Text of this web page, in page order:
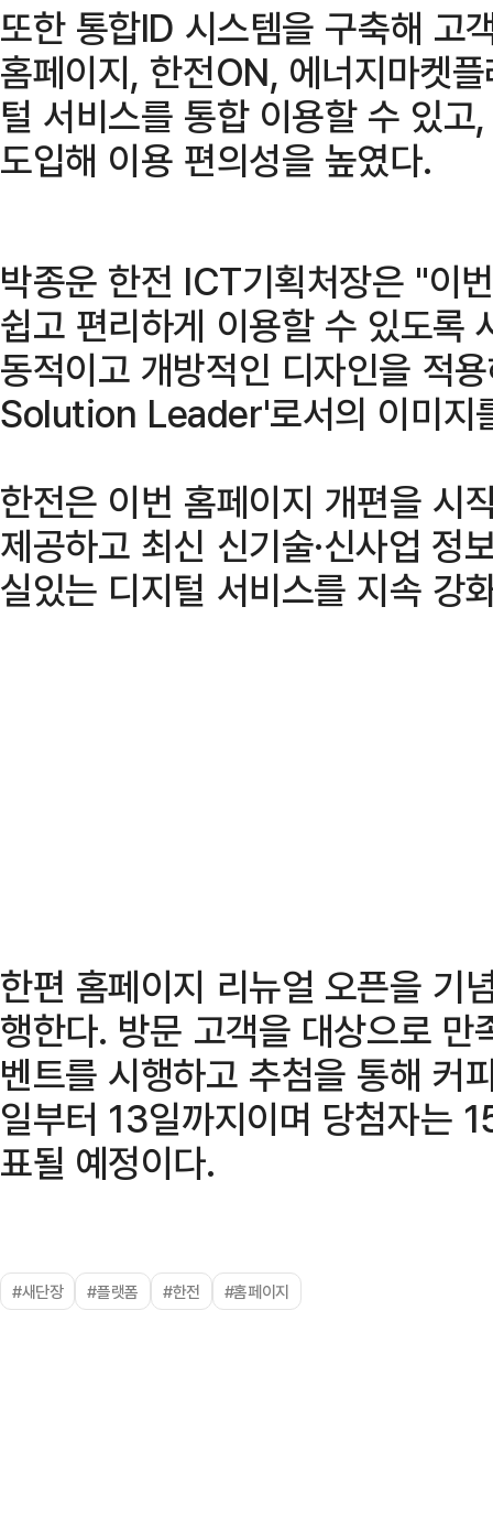
또한 통합ID 시스템을 구축해 고
홈페이지, 한전ON, 에너지마켓
털 서비스를 통합 이용할 수 있
도입해 이용 편의성을 높였다.
박종운 한전 ICT기획처장은 "이
쉽고 편리하게 이용할 수 있도록
동적이고 개방적인 디자인을 적
Solution Leader'로서의 이미지
한전은 이번 홈페이지 개편을 시
제공하고 최신 신기술·신사업 정
실있는 디지털 서비스를 지속 강
한편 홈페이지 리뉴얼 오픈을 기
행한다. 방문 고객을 대상으로
벤트를 시행하고 추첨을 통해 커
일부터 13일까지이며 당첨자는
표될 예정이다.
#새단장 #플랫폼 #한전 #홈페이지